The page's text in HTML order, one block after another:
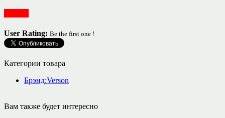
User Rating: Be the first one !
Категории товара
Брэнд:Verson
Вам также будет интересно